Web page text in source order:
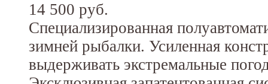
14 500 руб.
Специализированная
зимней рыбалки. Усиленная
выдерживать экстремальные